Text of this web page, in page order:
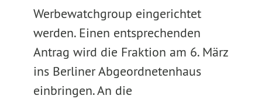
Werbewatchgroup eingerichtet
werden. Einen entsprechenden
Antrag wird die Fraktion am 6. März
ins Berliner Abgeordnetenhaus
einbringen. An die